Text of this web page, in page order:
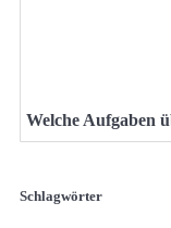
Welche Aufgaben
Schlagwörter